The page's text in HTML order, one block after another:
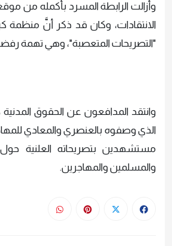
وأزالت الرابطة المسرد بأكمله من
الانتقادات، وكان قد ذكر أنَّ منظمة
"التصريحات المتعصبة"، وهي تهمة
وانتقد المدافعون عن الحقوق
الذي وصفوه بالعنصري والمعادي
مستشهدين بتصريحاته العلنية حول
والمسلمين والمهاجرين.